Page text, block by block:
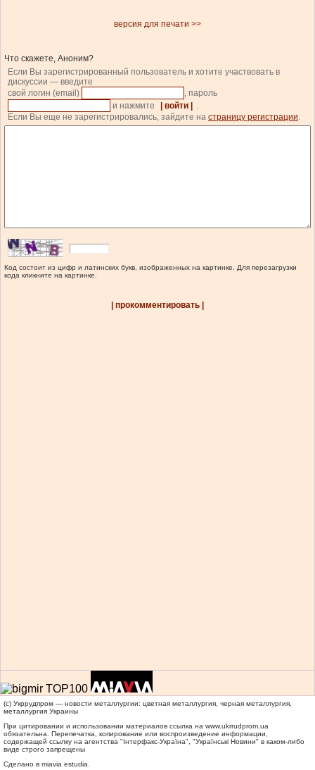
версия для печати >>
Что скажете, Аноним?
Если Вы зарегистрированный пользователь и хотите участвовать в
дискуссии — введите
свой логин (email)
, пароль
и нажмите
| войти |
.
Если Вы еще не зарегистрировались, зайдите на страницу регистрации.
Код состоит из цифр и латинских букв, изображенных на картинке. Для перезагрузки
кода кликните на картинке.
| прокомментировать |
(c) Укррудпром — новости металлургии: цветная металлургия, черная металлургия,
металлургия Украины
При цитировании и использовании материалов ссылка на www.ukrrudprom.ua
обязательна. Перепечатка, копирование или воспроизведение информации,
содержащей ссылку на агентства "Iнтерфакс-Україна", "Українськi Новини" в каком-либо
виде строго запрещены
Сделано в miavia estudia.